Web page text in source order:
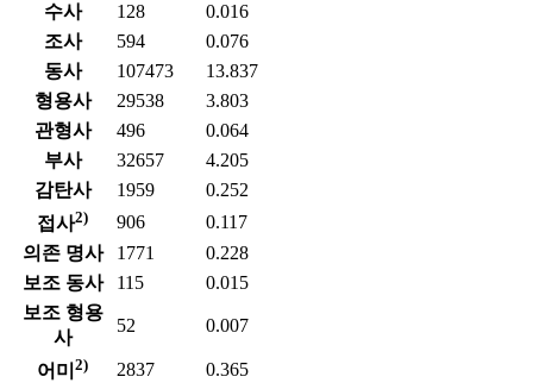
수사
128
0.016
조사
594
0.076
동사
107473
13.837
형용사
29538
3.803
관형사
496
0.064
부사
32657
4.205
감탄사
1959
0.252
접사2) 906
0.117
의존 명사
1771
0.228
보조 동사
115
0.015
보조 형용
사
52 0.007
어미 2) 2837
0.365